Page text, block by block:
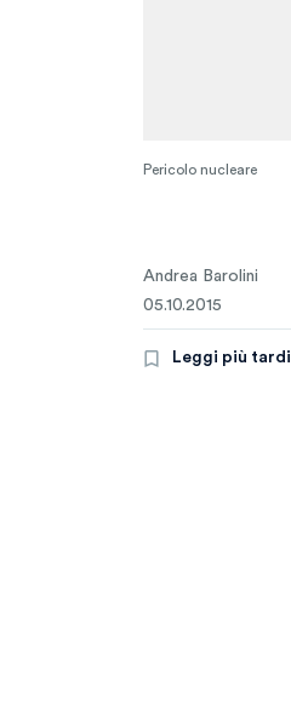
Pericolo nucleare
Andrea Barolini
05.10.2015
Leggi più tardi